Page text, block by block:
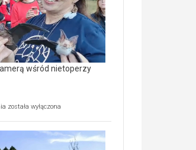
[wideo]
wśród nietoperzy
Ekologiczne
wśród
została wyłączona